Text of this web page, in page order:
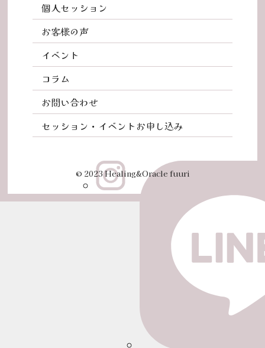
個人セッション
お客様の声
イベント
コラム
お問い合わせ
セッション・イベントお申し込み
© 2023 Healing&Oracle fuuri